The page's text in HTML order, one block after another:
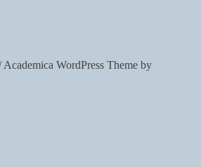
Academica WordPress Theme by